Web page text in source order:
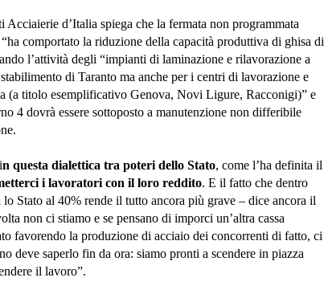
Acciaierie d’Italia spiega che la fermata non programmata
comportato la riduzione della capacità produttiva di ghisa di
l’attività degli “impianti di laminazione e rilavorazione a
di Taranto ma anche per i centri di lavorazione e
(a titolo esemplificativo Genova, Novi Ligure, Racconigi)” e
4 dovrà essere sottoposto a manutenzione non differibile
n questa dialettica tra poteri dello Stato, come l’ha definita il
i lavoratori con il loro reddito. E il fatto che dentro
lo Stato al 40% rende il tutto ancora più grave – dice ancora il
non ci stiamo e se pensano di imporci un’altra cassa
favorendo la produzione di acciaio dei concorrenti di fatto, ci
deve saperlo fin da ora: siamo pronti a scendere in piazza
il lavoro”.